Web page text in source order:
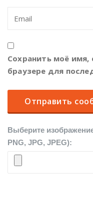
Сохранить моё имя,
браузере для
Выберите
PNG, JPG, JPEG):